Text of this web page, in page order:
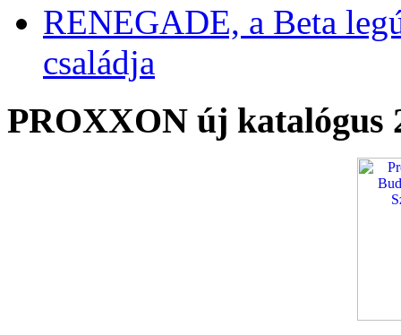
RENEGADE, a Beta
családja
PROXXON új katalógus